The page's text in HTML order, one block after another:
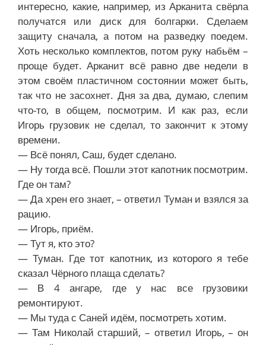
интересно, какие, например, из Арканита свёрла
получатся или диск для болгарки. Сделаем
защиту сначала, а потом на разведку поедем.
Хоть несколько комплектов, потом руку набьём –
проще будет. Арканит всё равно две недели в
этом своём пластичном состоянии может быть,
так что не засохнет. Дня за два, думаю, слепим
что-то, в общем, посмотрим. И как раз, если
Игорь грузовик не сделал, то закончит к этому
времени.
— Всё понял, Саш, будет сделано.
— Ну тогда всё. Пошли этот капотник посмотрим.
Где он там?
— Да хрен его знает, – ответил Туман и взялся за
рацию.
— Игорь, приём.
— Тут я, кто это?
— Туман. Где тот капотник, из которого я тебе
сказал Чёрного плаща сделать?
— В 4 ангаре, где у нас все грузовики
ремонтируют.
— Мы туда с Саней идём, посмотреть хотим.
— Там Николай старший, – ответил Игорь, – он